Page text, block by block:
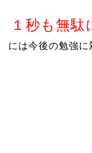
１秒も無
には今後の勉強